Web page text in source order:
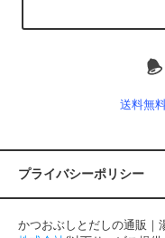
送料無
プライバシーポリシー
かつおぶしとだしの通販｜